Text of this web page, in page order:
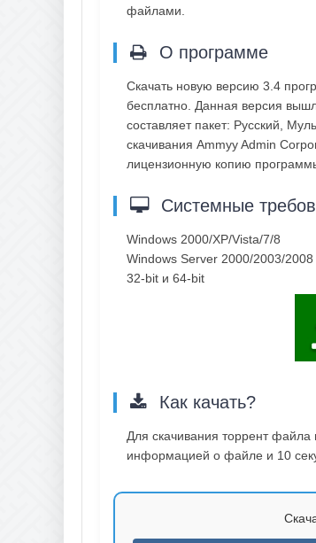
файлами.
О программе
Скачать новую версию 3.4
бесплатно. Данная версия
составляет пакет: Русский,
скачивания Ammyy Admin
лицензионную копию
Системные
Windows 2000/XP/Vista/7/8
Windows Server 2000/2003/2008
32-bit и 64-bit
Как качать?
Для скачивания торрент файла
информацией о файле и 10